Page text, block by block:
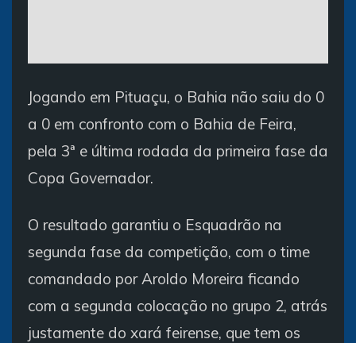
Jogando em Pituaçu, o Bahia não saiu do 0
a 0 em confronto com o Bahia de Feira,
pela 3ª e última rodada da primeira fase da
Copa Governador.
O resultado garantiu o Esquadrão na
segunda fase da competição, com o time
comandado por Aroldo Moreira ficando
com a segunda colocação no grupo 2, atrás
justamente do xará feirense, que tem os